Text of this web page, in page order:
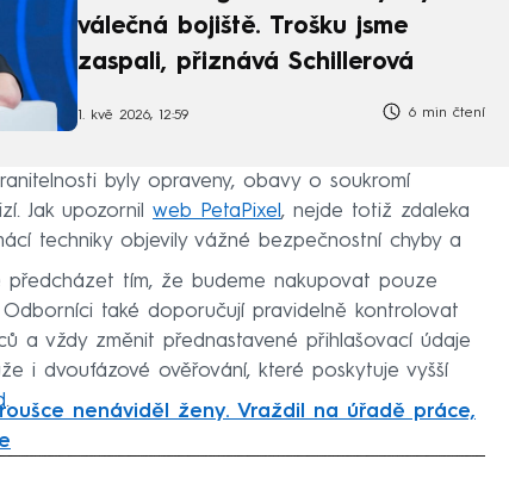
válečná bojiště. Trošku jsme
zaspali, přiznává Schillerová
1. kvě 2026, 12:59 6 min čtení
byly opraveny, obavy o soukromí
Jak upozornil web PetaPixel , nejde totiž zdaleka
techniky objevily vážné bezpečnostní chyby a
předcházet tím, že budeme nakupovat pouze
také doporučují pravidelně kontrolovat
a vždy změnit přednastavené přihlašovací údaje
i dvoufázové ověřování, které poskytuje vyšší
.
roušce nenáviděl ženy. Vraždil na úřadě práce,